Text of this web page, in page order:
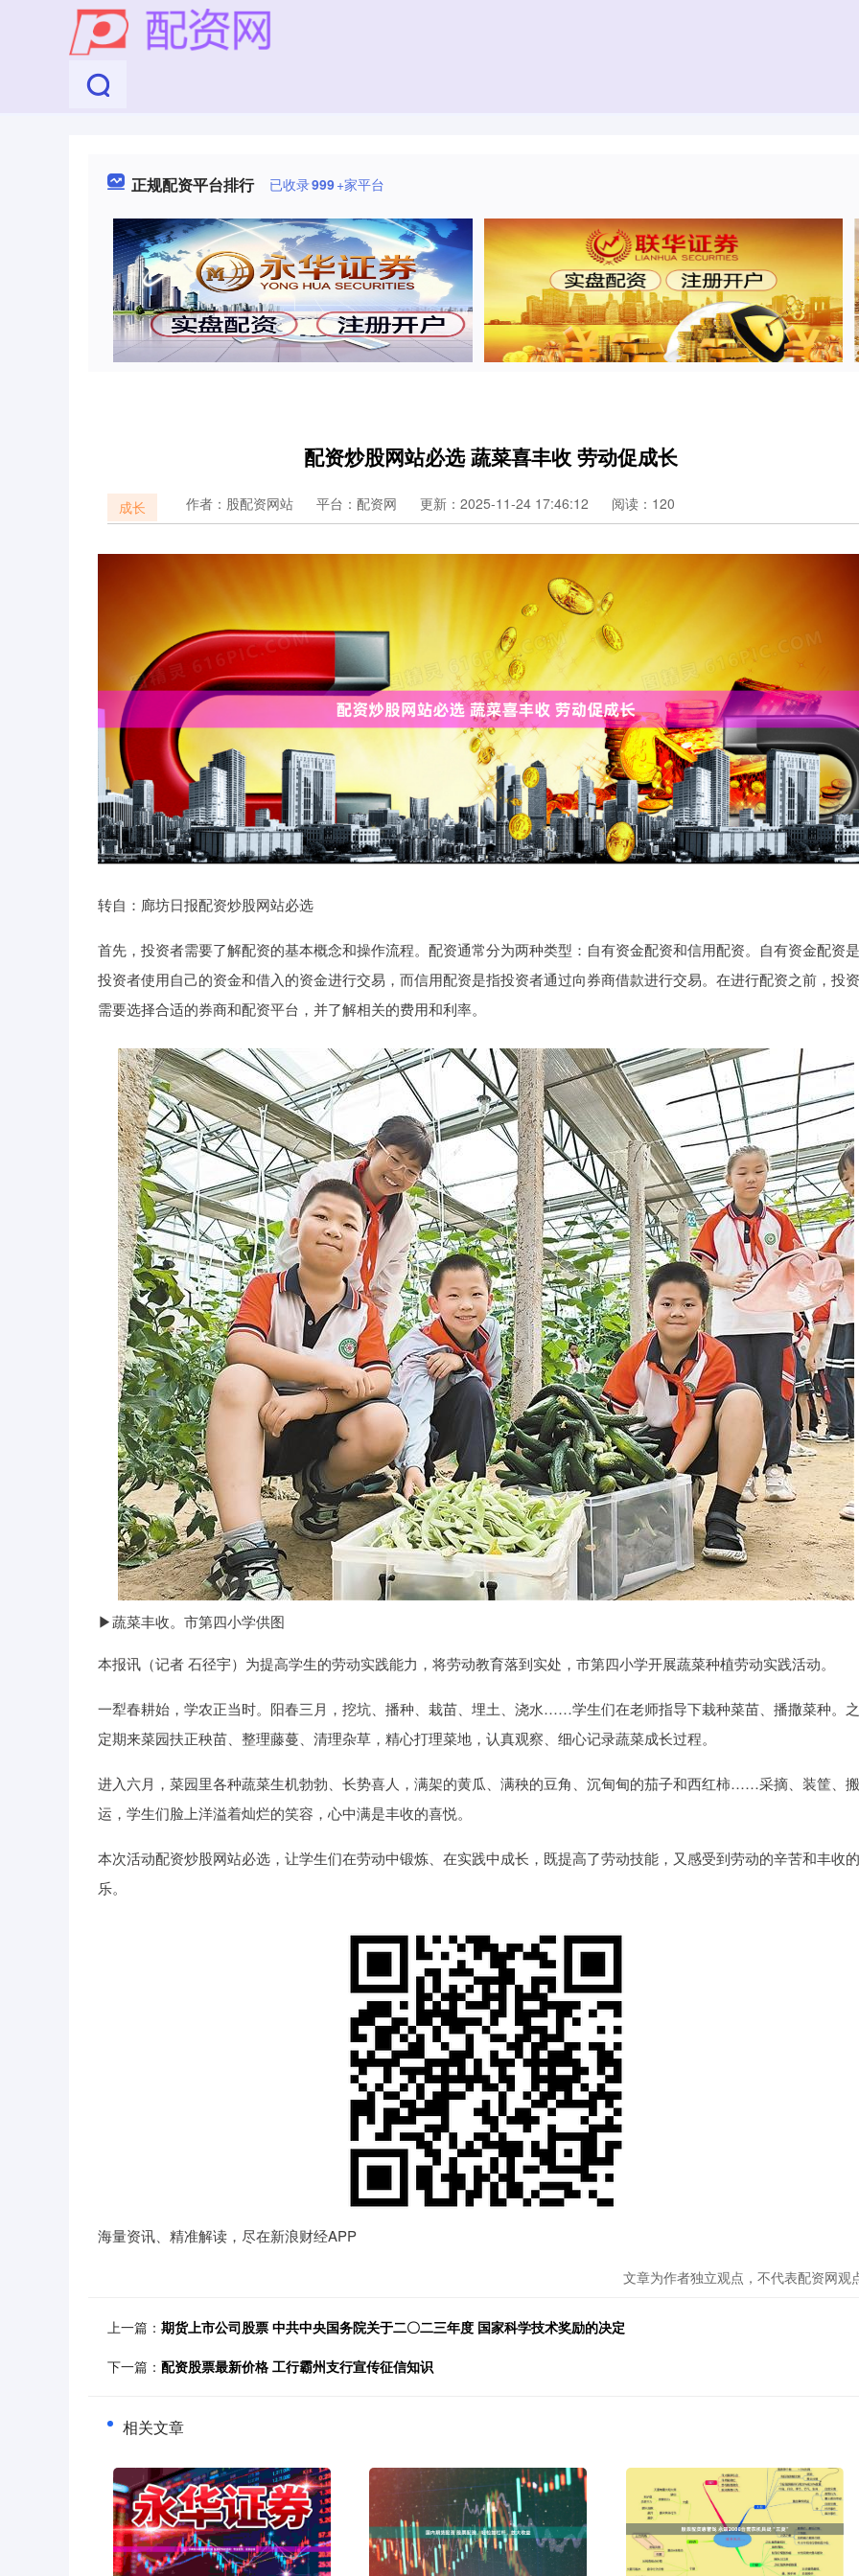
正规配资平台排行 已收录999+家平台
配资炒股网站必选 蔬菜喜丰收 劳动促成长
成长 作者：股配资网站 平台：配资网 更新：2025-11-24 17:46:12 阅读：120
转自：廊坊日报配资炒股网站必选
首先，投资者需要了解配资的基本概念和操作流程。配资通常分为两种类型：自有资金配资和信用配资。自有资金配资
投资者使用自己的资金和借入的资金进行交易，而信用配资是指投资者通过向券商借款进行交易。在进行配资之前，投
需要选择合适的券商和配资平台，并了解相关的费用和利率。
▶蔬菜丰收。市第四小学供图
本报讯（记者 石径宇）为提高学生的劳动实践能力，将劳动教育落到实处，市第四小学开展蔬菜种植劳动实践活动。
一犁春耕始，学农正当时。阳春三月，挖坑、播种、栽苗、埋土、浇水……学生们在老师指导下栽种菜苗、播撒菜种。
定期来菜园扶正秧苗、整理藤蔓、清理杂草，精心打理菜地，认真观察、细心记录蔬菜成长过程。
进入六月，菜园里各种蔬菜生机勃勃、长势喜人，满架的黄瓜、满秧的豆角、沉甸甸的茄子和西红柿……采摘、装筐、搬
运，学生们脸上洋溢着灿烂的笑容，心中满是丰收的喜悦。
本次活动配资炒股网站必选，让学生们在劳动中锻炼、在实践中成长，既提高了劳动技能，又感受到劳动的辛苦和丰收
乐。
海量资讯、精准解读，尽在新浪财经APP
文章为作者独立观点，不代表配资网观
上一篇： 期货上市公司股票 中共中央国务院关于二〇二三年度 国家科学技术奖励的决定
下一篇： 配资股票最新价格 工行霸州支行宣传征信知识
相关文章